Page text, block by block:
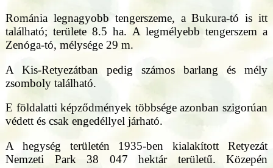
Románia legnagyobb tengerszeme, a Bukura-tó is itt
található; területe 8.5 ha. A legmélyebb tengerszem a
Zenóga-tó, mélysége 29 m.
A Kis-Retyezátban pedig számos barlang és mély
zsomboly található.
E földalatti képződmények többsége azonban szigorúan
védett és csak engedéllyel járható.
A hegység területén 1935-ben kialakított Retyezát
Nemzeti Park 38 047 hektár területű. Közepén